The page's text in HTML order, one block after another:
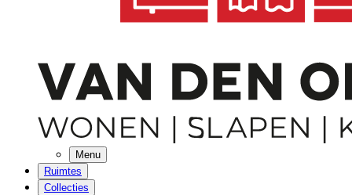
Menu
Ruimtes
Collecties